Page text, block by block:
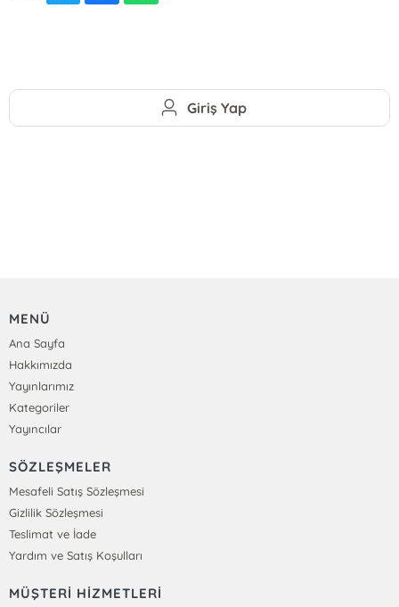
Giriş Yap
MENÜ
Ana Sayfa
Hakkımızda
Yayınlarımız
Kategoriler
Yayıncılar
SÖZLEŞMELER
Mesafeli Satış Sözleşmesi
Gizlilik Sözleşmesi
Teslimat ve İade
Yardım ve Satış Koşulları
MÜŞTERİ HİZMETLERİ